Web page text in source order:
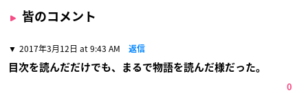
皆のコメント
2017年3月12日 at 9:43 AM 返信
目次を読んだだけでも、まるで物語を読んだ様だった。
0